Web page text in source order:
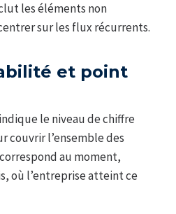
les éléments non
sur les flux récurrents.
et point
indique le niveau de chiffre
couvrir l’ensemble des
correspond au moment,
où l’entreprise atteint ce